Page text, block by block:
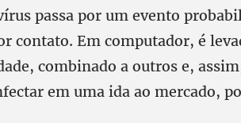
passa por um evento
contato. Em computador, é
combinado a outros e,
em uma ida ao mercado,